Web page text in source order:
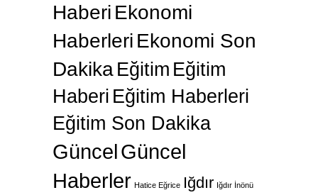
Haberi Ekonomi
Haberleri Ekonomi Son
Dakika Eğitim Eğitim
Haberi Eğitim Haberleri
Eğitim Son Dakika
GüncelGüncel
Haberler Hatice Eğrice Iğdır Iğdır İnönü